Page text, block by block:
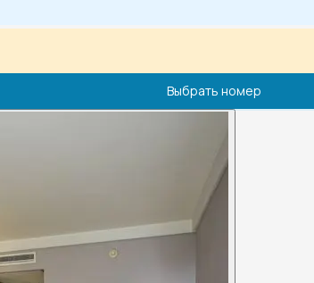
Выбрать номер